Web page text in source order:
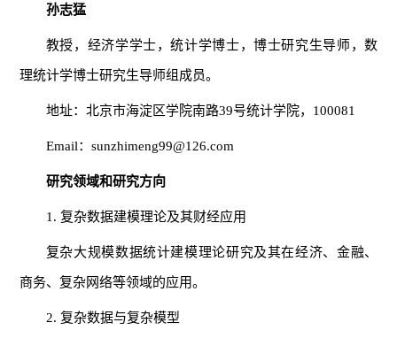
孙志猛
教授，经济学学士，统计学博士，博士研究生导师，数
理统计学博士研究生导师组成员。
地址：北京市海淀区学院南路39号统计学院，100081
Email：sunzhimeng99@126.com
研究领域和研究方向
1. 复杂数据建模理论及其财经应用
复杂大规模数据统计建模理论研究及其在经济、金融、
商务、复杂网络等领域的应用。
2. 复杂数据与复杂模型